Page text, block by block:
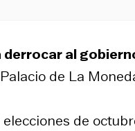
al
de La
de